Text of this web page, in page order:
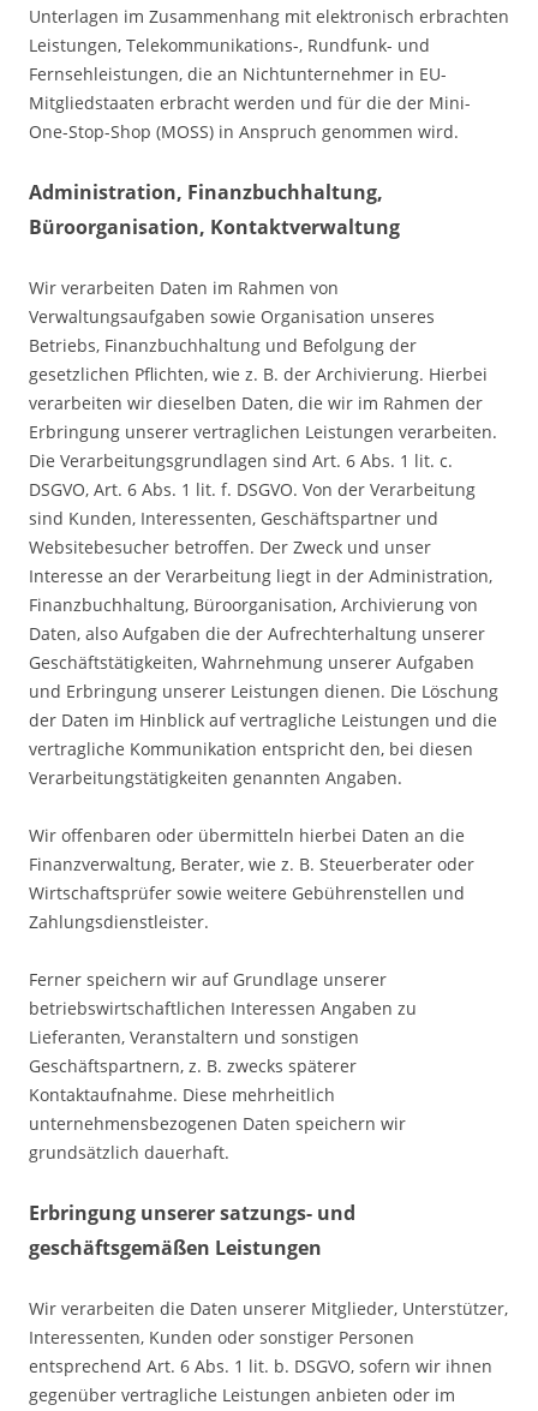
Unterlagen im Zusammenhang mit elektronisch erbrachten
Leistungen, Telekommunikations-, Rundfunk- und
Fernsehleistungen, die an Nichtunternehmer in EU-
Mitgliedstaaten erbracht werden und für die der Mini-
One-Stop-Shop (MOSS) in Anspruch genommen wird.
Administration, Finanzbuchhaltung,
Büroorganisation, Kontaktverwaltung
Wir verarbeiten Daten im Rahmen von
Verwaltungsaufgaben sowie Organisation unseres
Betriebs, Finanzbuchhaltung und Befolgung der
gesetzlichen Pflichten, wie z. B. der Archivierung. Hierbei
verarbeiten wir dieselben Daten, die wir im Rahmen der
Erbringung unserer vertraglichen Leistungen verarbeiten.
Die Verarbeitungsgrundlagen sind Art. 6 Abs. 1 lit. c.
DSGVO, Art. 6 Abs. 1 lit. f. DSGVO. Von der Verarbeitung
sind Kunden, Interessenten, Geschäftspartner und
Websitebesucher betroffen. Der Zweck und unser
Interesse an der Verarbeitung liegt in der Administration,
Finanzbuchhaltung, Büroorganisation, Archivierung von
Daten, also Aufgaben die der Aufrechterhaltung unserer
Geschäftstätigkeiten, Wahrnehmung unserer Aufgaben
und Erbringung unserer Leistungen dienen. Die Löschung
der Daten im Hinblick auf vertragliche Leistungen und die
vertragliche Kommunikation entspricht den, bei diesen
Verarbeitungstätigkeiten genannten Angaben.
Wir offenbaren oder übermitteln hierbei Daten an die
Finanzverwaltung, Berater, wie z. B. Steuerberater oder
Wirtschaftsprüfer sowie weitere Gebührenstellen und
Zahlungsdienstleister.
Ferner speichern wir auf Grundlage unserer
betriebswirtschaftlichen Interessen Angaben zu
Lieferanten, Veranstaltern und sonstigen
Geschäftspartnern, z. B. zwecks späterer
Kontaktaufnahme. Diese mehrheitlich
unternehmensbezogenen Daten speichern wir
grundsätzlich dauerhaft.
Erbringung unserer satzungs- und
geschäftsgemäßen Leistungen
Wir verarbeiten die Daten unserer Mitglieder, Unterstützer,
Interessenten, Kunden oder sonstiger Personen
entsprechend Art. 6 Abs. 1 lit. b. DSGVO, sofern wir ihnen
gegenüber vertragliche Leistungen anbieten oder im